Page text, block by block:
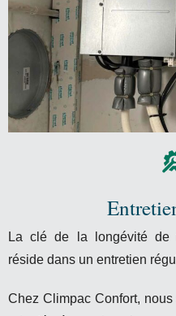
La clé de la longévité de
réside dans un entretien
Chez Climpac Confort, nous